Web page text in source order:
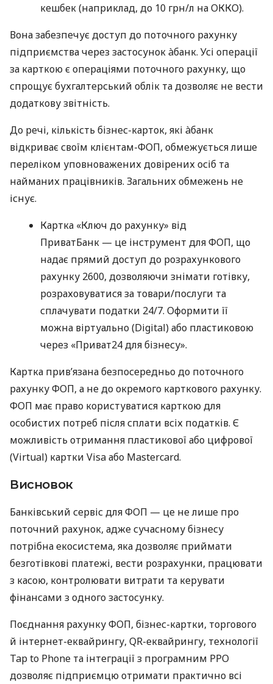
кешбек (наприклад, до 10 грн/л на ОККО).
Вона забезпечує доступ до поточного рахунку
підприємства через застосунок àбанк. Усі операції
за карткою є операціями поточного рахунку, що
спрощує бухгалтерський облік та дозволяє не вести
додаткову звітність.
До речі, кількість бізнес-карток, які àбанк
відкриває своїм клієнтам-ФОП, обмежується лише
переліком уповноважених довірених осіб та
найманих працівників. Загальних обмежень не
існує.
Картка «Ключ до рахунку» від
ПриватБанк — це інструмент для ФОП, що
надає прямий доступ до розрахункового
рахунку 2600, дозволяючи знімати готівку,
розраховуватися за товари/послуги та
сплачувати податки 24/7. Оформити її
можна віртуально (Digital) або пластиковою
через «Приват24 для бізнесу».
Картка прив’язана безпосередньо до поточного
рахунку ФОП, а не до окремого карткового рахунку.
ФОП має право користуватися карткою для
особистих потреб після сплати всіх податків. Є
можливість отримання пластикової або цифрової
(Virtual) картки Visa або Mastercard.
Висновок
Банківський сервіс для ФОП — це не лише про
поточний рахунок, адже сучасному бізнесу
потрібна екосистема, яка дозволяє приймати
безготівкові платежі, вести розрахунки, працювати
з касою, контролювати витрати та керувати
фінансами з одного застосунку.
Поєднання рахунку ФОП, бізнес-картки, торгового
й інтернет-еквайрингу, QR-еквайрингу, технології
Tap to Phone та інтеграції з програмним РРО
дозволяє підприємцю отримати практично всі